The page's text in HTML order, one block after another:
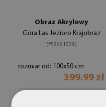
Obraz Akrylowy
Góra Las Jezioro Krajobraz
(#52661029)
rozmiar od: 100x50 cm
399.99 zł